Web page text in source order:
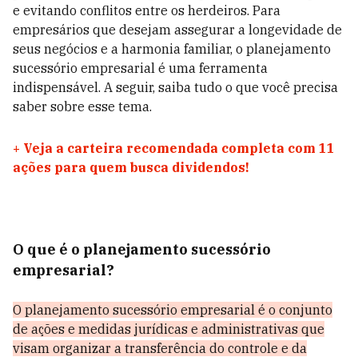
e evitando conflitos entre os herdeiros. Para
empresários que desejam assegurar a longevidade de
seus negócios e a harmonia familiar, o planejamento
sucessório empresarial é uma ferramenta
indispensável. A seguir, saiba tudo o que você precisa
saber sobre esse tema.
+ Veja a carteira recomendada completa com 11
ações para quem busca dividendos!
O que é o planejamento sucessório
empresarial?
O planejamento sucessório empresarial é o conjunto
de ações e medidas jurídicas e administrativas que
visam organizar a transferência do controle e da